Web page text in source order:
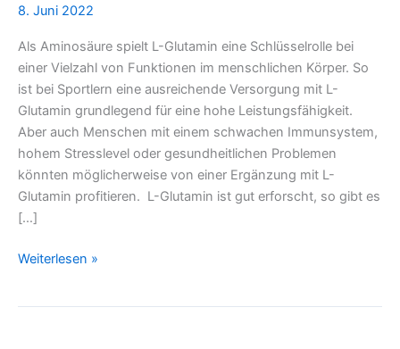
8. Juni 2022
Als Aminosäure spielt L-Glutamin eine Schlüsselrolle bei
einer Vielzahl von Funktionen im menschlichen Körper. So
ist bei Sportlern eine ausreichende Versorgung mit L-
Glutamin grundlegend für eine hohe Leistungsfähigkeit.
Aber auch Menschen mit einem schwachen Immunsystem,
hohem Stresslevel oder gesundheitlichen Problemen
könnten möglicherweise von einer Ergänzung mit L-
Glutamin profitieren. L-Glutamin ist gut erforscht, so gibt es
[…]
Weiterlesen »